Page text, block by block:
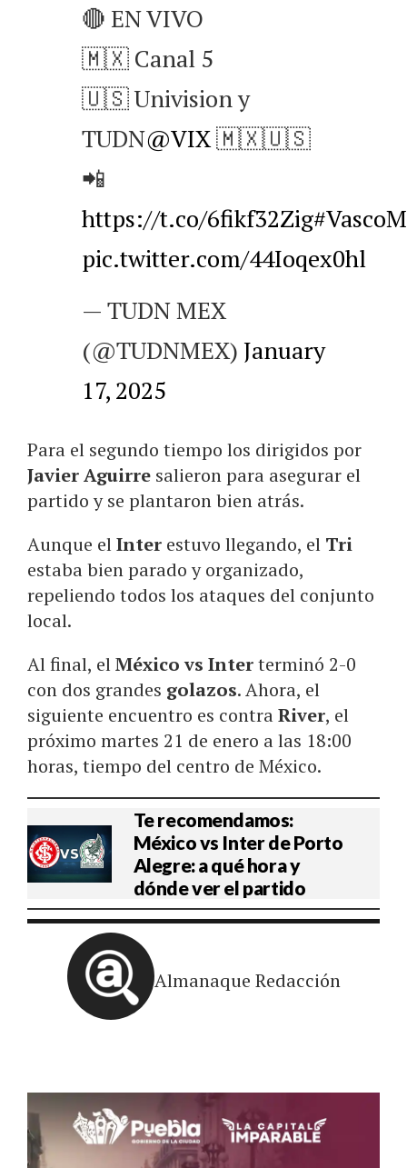
🔴 EN VIVO
🇲🇽 Canal 5
🇺🇸 Univision y
TUDN@VIX🇲🇽🇺🇸
📲
https://t.co/6fikf32Zig
pic.twitter.com/44Ioqex0hl
— TUDN MEX
(@TUDNMEX) January
17, 2025
Para el segundo tiempo los dirigidos por
Javier Aguirre salieron para asegurar el
partido y se plantaron bien atrás.
Aunque elInter estuvo llegando, el Tri
estaba bien parado y organizado,
repeliendo todos los ataques del conjunto
local.
Al final, elMéxico vs Interterminó 2-0
con dos grandes golazos. Ahora, el
siguiente encuentro es contraRiver, el
próximo martes 21 de enero a las 18:00
horas, tiempo del centro de México.
Te recomendamos:
México vs Inter de Porto
Alegre: a qué hora y
dónde ver el partido
Almanaque Redacción